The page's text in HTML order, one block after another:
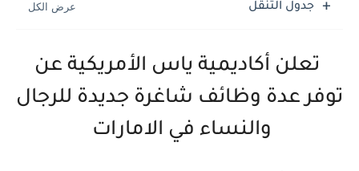
جدول التنقل
تعلن أكاديمية ياس الأمريكية عن
توفر عدة وظائف شاغرة جديدة للرجال
والنساء في الامارات